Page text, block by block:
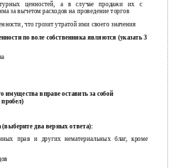
ценностей, а в случае продажи их с
за вычетом расходов на проведение торгов
что грозит утратой ими своего значения
по воле собственника являются (указать 3
имущества вправе оставить за собой
(выберите два верных ответа):
прав и других нематериальных благ, кроме